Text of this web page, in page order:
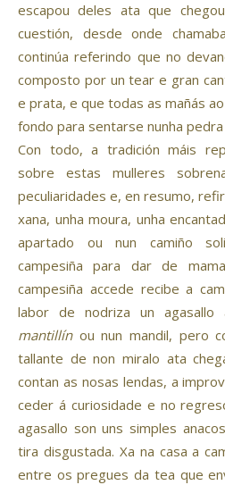
escapou deles ata que
cuestión, desde onde
continúa referindo que no
composto por un tear e gran
e prata, e que todas as mañás
fondo para sentarse nunha
Con todo, a tradición máis
sobre estas mulleres
peculiaridades e, en resumo,
xana, unha moura, unha
apartado ou nun camiño
campesiña para dar de
campesiña accede recibe a
labor de nodriza un agasallo
mantillínou nun mandil, pero
tallante de non miralo ata
contan as nosas lendas, a
ceder á curiosidade e no
agasallo son uns simples
tira disgustada. Xa na casa a
entre os pregues da tea que